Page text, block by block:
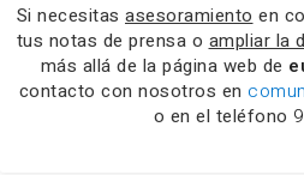
Si necesitas asesoramiento en
tus notas de prensa o ampliar la
más allá de la página web de
contacto con nosotros en
o en el teléfono